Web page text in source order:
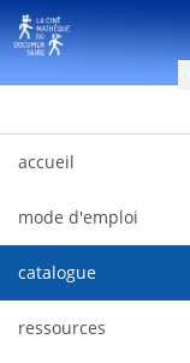
Salta al contigut
accueil
mode d'emploi
catalogue
ressources